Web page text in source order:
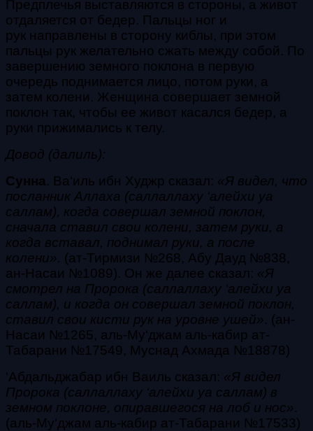
Предплечья выставляются в стороны, а живот
отдаляется от бедер. Пальцы ног и
рук направлены в сторону киблы, при этом
пальцы рук желательно сжать между собой. По
завершению земного поклона в первую
очередь поднимается лицо, потом руки, а
затем колени. Женщина совершает земной
поклон так, чтобы ее живот касался бедер, а
руки прижимались к телу.
Довод (далиль):
Сунна. Ва‘иль ибн Худжр сказал: «Я видел, что
посланник Аллаха (саллаллаху ‘алейхи уа
саллам), когда совершал земной поклон,
сначала ставил свои колени, затем руки, а
когда вставал, поднимал руки, а после
колени». (ат-Тирмизи №268, Абу Дауд №838,
ан-Насаи №1089). Он же далее сказал: «Я
смотрел на Пророка (саллаллаху ‘алейхи уа
саллам), и когда он совершал земной поклон,
ставил свои кисти рук на уровне ушей». (ан-
Насаи №1265, аль-Му‘джам аль-кабир ат-
Табарани №17549, Муснад Ахмада №18878)
‘Абдальджабар ибн Ваиль сказал: «Я видел
Пророка (саллаллаху ‘алейхи уа саллам) в
земном поклоне, опиравшегося на лоб и нос».
(аль-Му‘джам аль-кабир ат-Табарани №17533)